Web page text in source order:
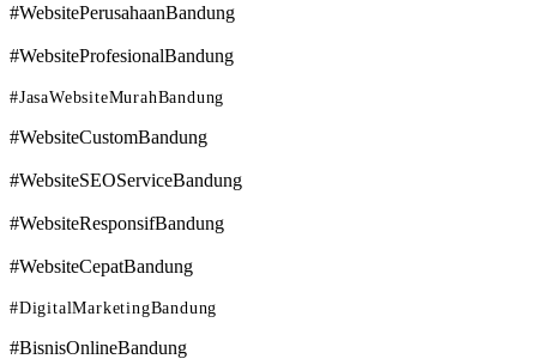
#WebsitePerusahaanBandung
#WebsiteProfesionalBandung
#JasaWebsiteMurahBandung
#WebsiteCustomBandung
#WebsiteSEOServiceBandung
#WebsiteResponsifBandung
#WebsiteCepatBandung
#DigitalMarketingBandung
#BisnisOnlineBandung